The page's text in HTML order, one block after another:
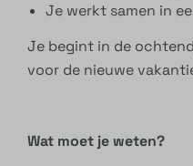
Je werkt samen in
Je begint in de
voor de nieuwe
Wat moet je weten?